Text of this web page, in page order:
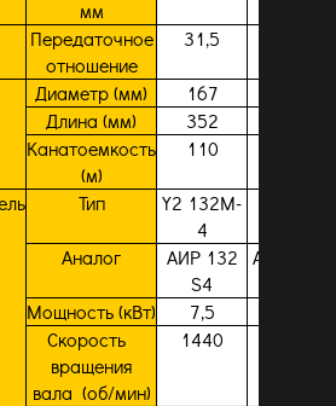
мм
Передаточное
отношение
31,5
Диаметр (мм) 167
Длина (мм)
352
Канатоемкость
(м)
110
Тип
Y2 132M-
4
Аналог
АИР 132
S4
АИР 180
Мощность (кВт) 7,5
Скорость
вращения
вала (об/мин)
1440